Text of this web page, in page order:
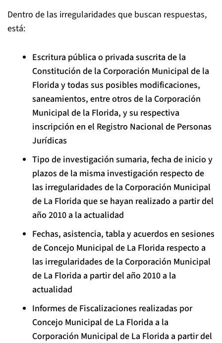
Dentro de las irregularidades que buscan respuestas,
está:
Escritura pública o privada suscrita de la
Constitución de la Corporación Municipal de la
Florida y todas sus posibles modificaciones,
saneamientos, entre otros de la Corporación
Municipal de la Florida, y su respectiva
inscripción en el Registro Nacional de Personas
Jurídicas
Tipo de investigación sumaria, fecha de inicio y
plazos de la misma investigación respecto de
las irregularidades de la Corporación Municipal
de La Florida que se hayan realizado a partir del
año 2010 a la actualidad
Fechas, asistencia, tabla y acuerdos en sesiones
de Concejo Municipal de La Florida respecto a
las irregularidades de la Corporación Municipal
de La Florida a partir del año 2010 a la
actualidad
Informes de Fiscalizaciones realizadas por
Concejo Municipal de La Florida a la
Corporación Municipal de La Florida a partir del